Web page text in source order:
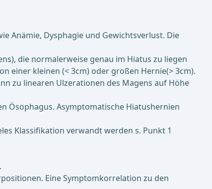
Anämie, Dysphagie und Gewichtsverlust. Die
die normalerweise genau im Hiatus zu liegen
einer kleinen (< 3cm) oder großen Hernie(> 3cm).
zu linearen Ulzerationen des Magens auf Höhe
Ösophagus. Asymptomatische Hiatushernien
Klassifikation verwandt werden s. Punkt 1
Eine Symptomkorrelation zu den